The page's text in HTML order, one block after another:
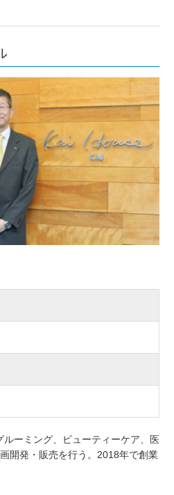
ーミング、ビューティーケア、医
開発・販売を行う。2018年で創業